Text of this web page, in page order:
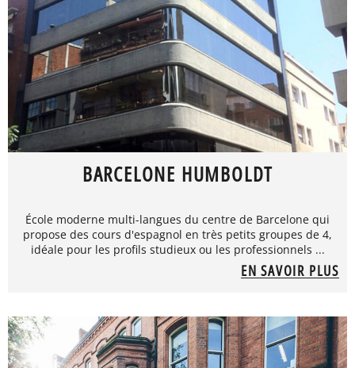
BARCELONE HUMBOLDT
École moderne multi-langues du centre de Barcelone qui
propose des cours d'espagnol en très petits groupes de 4,
idéale pour les profils studieux ou les professionnels ...
EN SAVOIR PLUS